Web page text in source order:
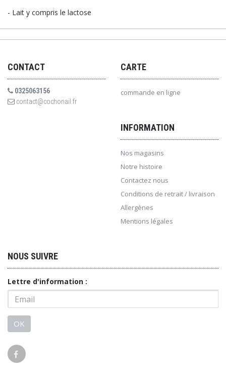
- Lait y compris le lactose
CONTACT
0325063156
contact@cochonail.fr
CARTE
commande en ligne
INFORMATION
Nos magasins
Notre histoire
Contactez nous
Conditions de retrait / livraison
Allergènes
Mentions légales
NOUS SUIVRE
Lettre d'information :
OK